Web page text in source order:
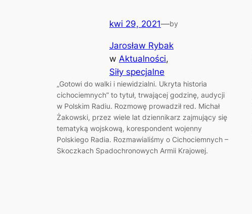
kwi 29, 2021—by
Jarosław Rybak
w Aktualności
Siły specjalne
„Gotowi do walki i niewidzialni. Ukryta historia
cichociemnych” to tytuł, trwającej godzinę, audycji
w Polskim Radiu. Rozmowę prowadził red. Michał
Żakowski, przez wiele lat dziennikarz zajmujący się
tematyką wojskową, korespondent wojenny
Polskiego Radia. Rozmawialiśmy o Cichociemnych –
Skoczkach Spadochronowych Armii Krajowej.